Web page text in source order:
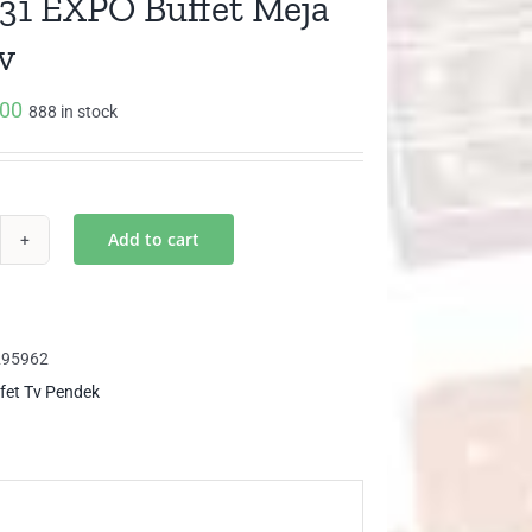
888 in stock
Add to cart
Tv Pendek